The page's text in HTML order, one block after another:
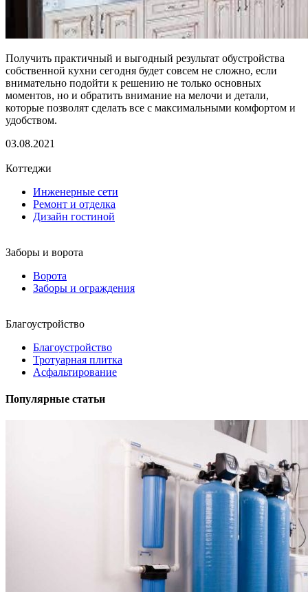
Получить практичный и выгодный результат обустройства
собственной кухни сегодня будет совсем не сложно, если
внимательно подойти к решению не только основных
моментов, но и обратить внимание на мелочи и детали,
которые позволят сделать все с максимальными комфортом и
удобством.
03.08.2021
Коттеджи
Инженерные сети
Ремонт и отделка
Дизайн гостиной
Заборы и ворота
Ворота
Заборы и ограждения
Благоустройство
Благоустройство
Тротуарная плитка
Асфальтирование
Популярные статьи